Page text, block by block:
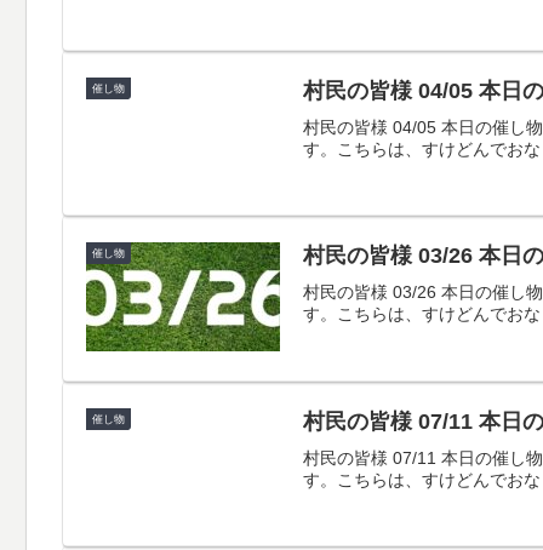
催し物 村民の皆様 04/05 本日
村民の皆様 04/05 本日の催し
す。こちらは、すけどんでお
催し物 村民の皆様 03/26 本日
村民の皆様 03/26 本日の催し
す。こちらは、すけどんでお
催し物 村民の皆様 07/11 本日
村民の皆様 07/11 本日の催し
す。こちらは、すけどんでお